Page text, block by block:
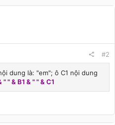
#2
dung là: "em"; ô C1 nội dung
" " & B1 & " " & C1